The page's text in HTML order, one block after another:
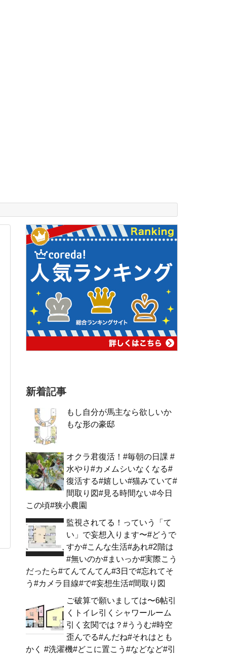
新着記事
もし自分が馬主なら欲しいか
もな形の豪邸
オクラ君復活！#毎朝の日課 #
水やり#カメムシいなくなる#
復活する#嬉しい#猫みていて#
間取り図#見る時間ない#今日
この頃#狭小農園
監視されてる！っていう「て
い」で妄想入ります〜#どうで
すか#こんな生活#あれ#2階は
#無いのか#まいっか#実際こう
だったら#てんてんてん#3日で#忘れてそ
う#カメラ目線#で#妄想生活#間取り図
ご破算で願いましては〜6帖引
くトイレ引くシャワールーム
引く玄関では？#ううむ#時空
歪んでる#んだね#それはとも
かく #洗濯機#どこに置こう#などなど#引